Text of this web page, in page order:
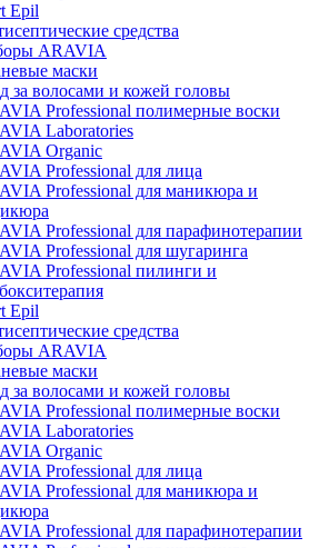
Epil
средства
ARAVIA
маски
за волосами и кожей головы
Professional полимерные воски
Laboratories
Organic
Professional для лица
Professional для маникюра и
Professional для парафинотерапии
Professional для шугаринга
Professional пилинги и
Epil
средства
ARAVIA
маски
за волосами и кожей головы
Professional полимерные воски
Laboratories
Organic
Professional для лица
Professional для маникюра и
Professional для парафинотерапии